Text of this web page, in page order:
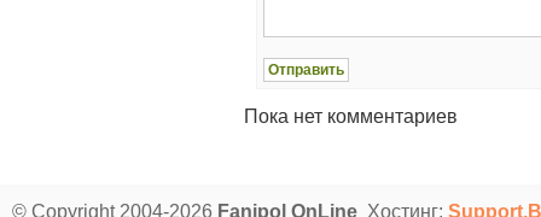
Пока нет комментариев
© Copyright 2004-2026 Fanipol OnLine Хостинг: